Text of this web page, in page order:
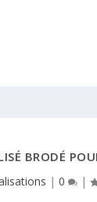
BRODÉ
| 0 |